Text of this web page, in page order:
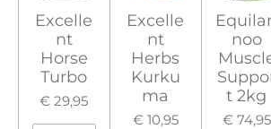
Excelle
nt
Horse
Turbo
€ 29,95
Excelle
nt
Herbs
Kurku
ma
€ 10,95
noo
t 2kg
€ 74,95